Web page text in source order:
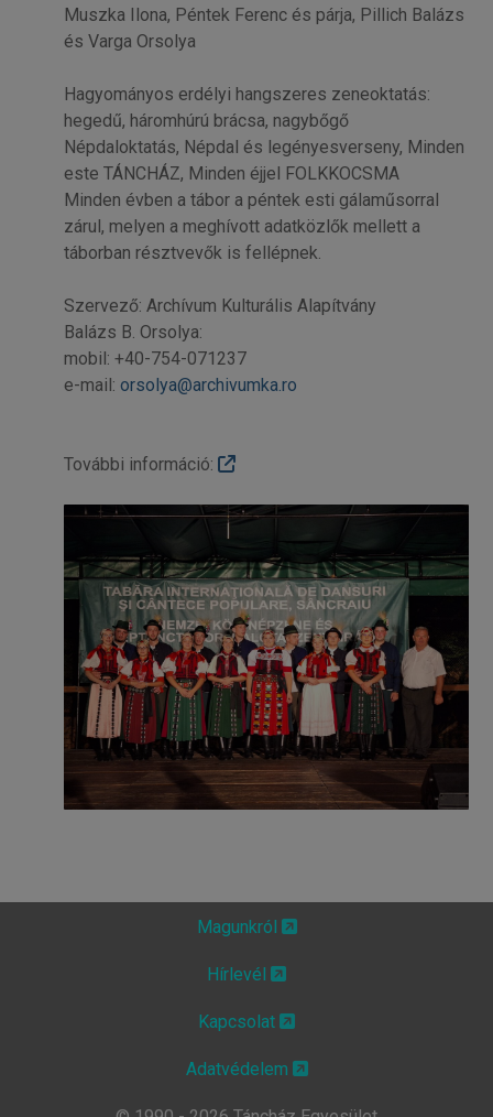
Muszka Ilona, Péntek Ferenc és párja, Pillich Balázs
és Varga Orsolya
Hagyományos erdélyi hangszeres zeneoktatás:
hegedű, háromhúrú brácsa, nagybőgő
Népdaloktatás, Népdal és legényesverseny, Minden
este TÁNCHÁZ, Minden éjjel FOLKKOCSMA
Minden évben a tábor a péntek esti gálaműsorral
zárul, melyen a meghívott adatközlők mellett a
táborban résztvevők is fellépnek.
Szervező: Archívum Kulturális Alapítvány
Balázs B. Orsolya:
mobil: +40-754-071237
e-mail: orsolya@archivumka.ro
További információ:
Magunkról
Hírlevél
Kapcsolat
Adatvédelem